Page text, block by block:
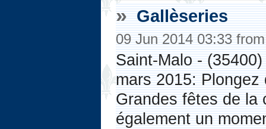
» Gallèseries
09 Jun 2014 03:33
Saint-Malo -
mars 2015:
Grandes fêtes de la
également un